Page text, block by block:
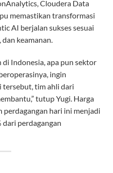
Cloudera Data
memastikan transformasi
AI berjalan sukses sesuai
keamanan.
di Indonesia, apa pun sektor
ingin
tersebut, tim ahli dari
tutup Yugi. Harga
perdagangan hari ini menjadi
dari perdagangan